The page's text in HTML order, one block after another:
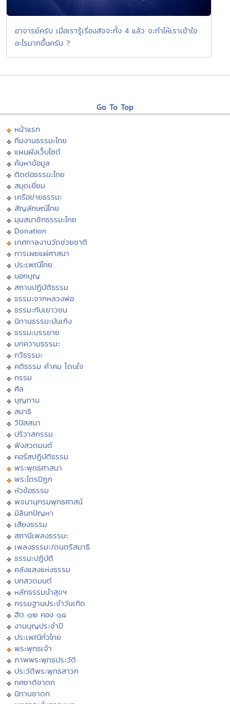
อาจารย์ครับ เมื่อเรารู้เรื่องสัจจะทั้ง 4 แล้ว จะทำให้เราเข้าใจ
อะไรมากขึ้นครับ ?
Go To Top
หน้าแรก
ทีมงานธรรมะไทย
แผนผังเว็บไซต์
ค้นหาข้อมูล
ติดต่อธรรมะไทย
สมุดเยี่ยม
เครือข่ายธรรมะ
สัญลักษณ์ไทย
มุมสมาชิกธรรมะไทย
Donation
เทศกาลงานวัดช่วยชาติ
การเผยแผ่ศาสนา
ประเพณีไทย
บอกบุญ
สถานปฏิบัติธรรม
ธรรมะจากหลวงพ่อ
ธรรมะกับเยาวชน
นิทานธรรมะบันเทิง
ธรรมะบรรยาย
บทความธรรมะ
กวีธรรมะ
คติธรรม คำคม โดนใจ
กรรม
ศีล
บุญทาน
สมาธิ
วิปัสสนา
ปริวาสกรรม
ฟังสวดมนต์
คอร์สปฏิบัติธรรม
พระพุทธศาสนา
พระไตรปิฏก
หัวข้อธรรม
พจนานุกรมพุทธศาสน์
มิลินทปัญหา
เสียงธรรม
สถานีเพลงธรรมะ
เพลงธรรมะ/ดนตรีสมาธิ
ธรรมะปฏิบัติ
คลังแสงแห่งธรรม
บทสวดมนต์
หลักธรรมนำสุขฯ
กรรมฐานประจำวันเกิด
ฮีต ๑๒ คอง ๑๔
งานบุญประจำปี
ประเพณีทั่วไทย
พระพุทธเจ้า
ภาพพระพุทธประวัติ
ประวัติพระพุทธสาวก
ทศชาติชาดก
นิทานชาดก